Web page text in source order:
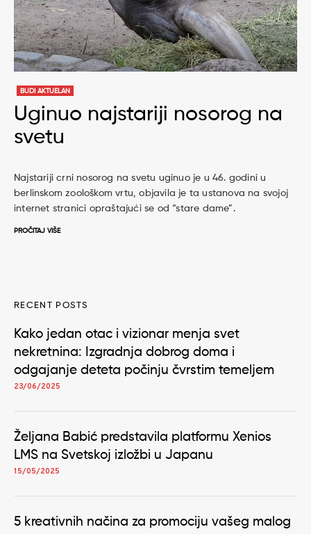
BUDI AKTUELAN
Uginuo najstariji nosorog na
svetu
Najstariji crni nosorog na svetu uginuo je u 46. godini u
berlinskom zoološkom vrtu, objavila je ta ustanova na svojoj
internet stranici opraštajući se od “stare dame”.
PROČITAJ VIŠE
RECENT POSTS
Kako jedan otac i vizionar menja svet
nekretnina: Izgradnja dobrog doma i
odgajanje deteta počinju čvrstim temeljem
23/06/2025
Željana Babić predstavila platformu Xenios
LMS na Svetskoj izložbi u Japanu
15/05/2025
5 kreativnih načina za promociju vašeg malog